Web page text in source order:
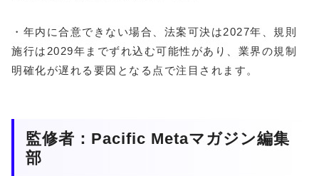
・年内に合意できない場合、法案可決は2027年、規則
施行は2029年までずれ込む可能性があり、業界の規制
明確化が遅れる要因となる点で注目されます。
監修者：Pacific Metaマガジン編集
部